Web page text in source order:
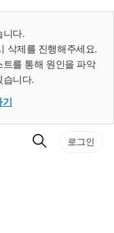
니다.
삭제를 진행해주세요.
를 통해 원인을 파악
습니다.
기
검
로그인